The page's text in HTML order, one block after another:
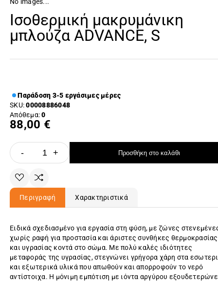
Ισοθερμική μακρυμάνικη
μπλούζα ADVANCE, S
Παράδοση 3-5 εργάσιμες μέρες
SKU:00008886048
Απόθεμα:0
88,00 €
- + Προσθήκη στο καλάθι
Περιγραφή Χαρακτηριστικά
Ειδικά σχεδιασμένο για εργασία στη φύση, με ζώνες
χωρίς ραφή για προστασία και άριστες συνθήκες θερμοκρασίας
και υγρασίας κοντά στο σώμα. Με πολύ καλές ιδιότητες
μεταφοράς της υγρασίας, στεγνώνει γρήγορα χάρη στα
και εξωτερικά υλικά που απωθούν και απορροφούν το νερό
αντίστοιχα. Η μόνιμη εμπότιση με ιόντα αργύρου